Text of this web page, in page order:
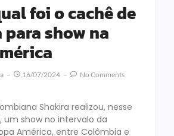
foi o cachê de
para show na
16/07/2024 No Comments
Shakira realizou, nesse
um show no intervalo da
América, entre Colômbia e